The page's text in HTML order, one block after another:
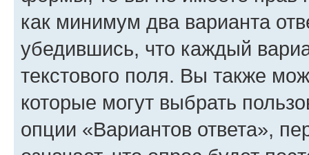
как минимум два варианта
убедившись, что каждый
текстового поля. Вы также
которые могут выбрать
опции «Вариантов ответа»,